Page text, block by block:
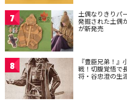
7 土偶なりきりパ
発掘された土偶
が新発売
8 『豊臣兄弟！
戦！切腹覚悟で
将・谷忠澄の生